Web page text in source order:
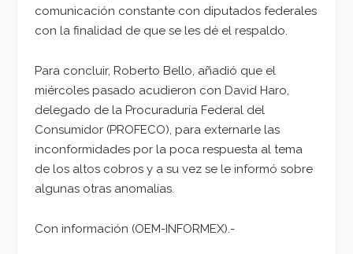
comunicación constante con diputados federales
con la finalidad de que se les dé el respaldo.
Para concluir, Roberto Bello, añadió que el
miércoles pasado acudieron con David Haro,
delegado de la Procuraduría Federal del
Consumidor (PROFECO), para externarle las
inconformidades por la poca respuesta al tema
de los altos cobros y a su vez se le informó sobre
algunas otras anomalías.
Con información (OEM-INFORMEX).-